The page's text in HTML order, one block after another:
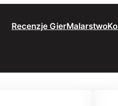
Recenzje GierMalarstwo